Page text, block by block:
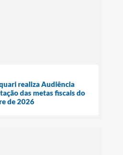
realiza Audiência
das metas fiscais do
de 2026